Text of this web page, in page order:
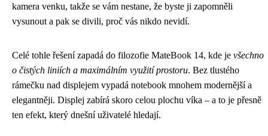
kamera venku, takže se vám nestane, že byste ji zapomněli
vysunout a pak se divili, proč vás nikdo nevidí.
Celé tohle řešení zapadá do filozofie MateBook 14, kde je všechno
o čistých liniích a maximálním využití prostoru. Bez tlustého
rámečku nad displejem vypadá notebook mnohem modernější a
elegantněji. Displej zabírá skoro celou plochu víka – a to je přesně
ten efekt, který dnešní uživatelé hledají.